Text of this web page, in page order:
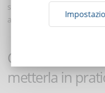
sfruttare gli aspetti
associati alla
Concorrenza
metterla in